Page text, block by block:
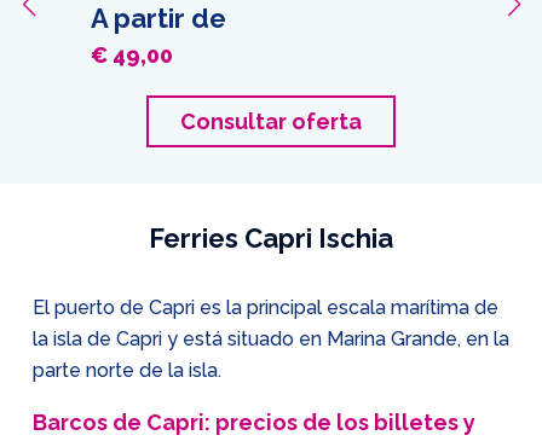
A partir de
€ 49,00
Consultar oferta
Ferries Capri Ischia
El puerto de Capri es la principal escala marítima de
la isla de Capri y está situado en Marina Grande, en la
parte norte de la isla.
Barcos de Capri: precios de los billetes y